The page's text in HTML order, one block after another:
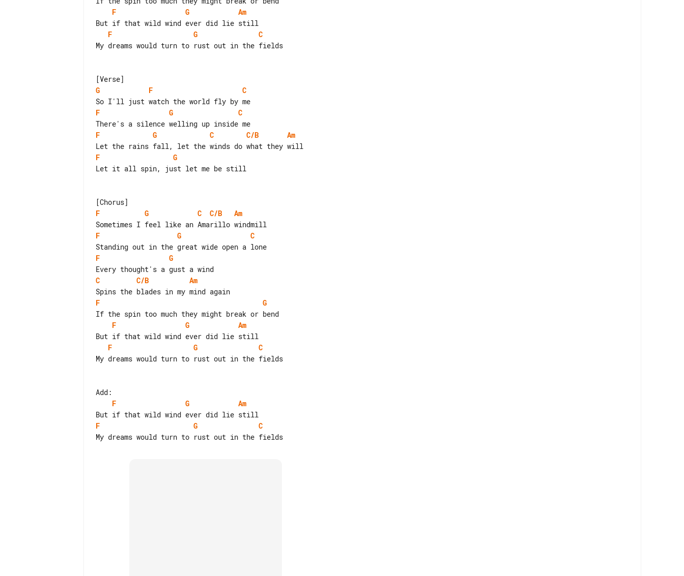
F
G
Am
F
G
C
My dreams would turn to rust out in the fields
G
F
C
F
G
C
F
G C C/B
Am
F
G
Let it all spin, just let me be still
F
G C C/B
Am
F
G
C
F
G
C
C/B
Am
F
G
F
G
Am
F
G
C
My dreams would turn to rust out in the fields
F
G
Am
F
G
C